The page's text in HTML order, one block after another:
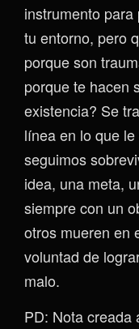
instrumento
tu entorno, pero
porque son
porque te hacen
existencia? Se
línea en lo que
seguimos
idea, una meta,
siempre con un
otros mueren en
voluntad de
malo.
PD: Nota creada